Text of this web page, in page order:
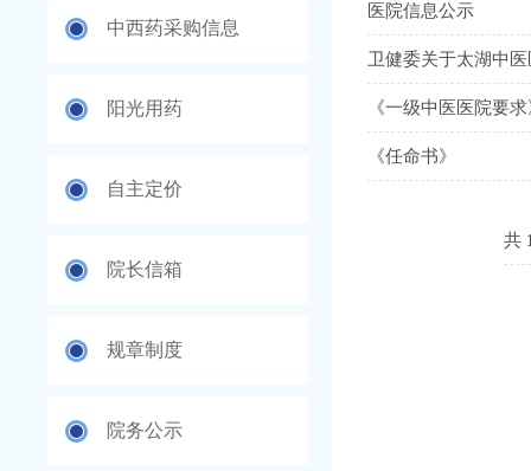
中西药采购信息
阳光用药
自主定价
院长信箱
规章制度
院务公示
医院信息公示
卫健委关于太湖中
《一级中医医院要
《任命书》
共